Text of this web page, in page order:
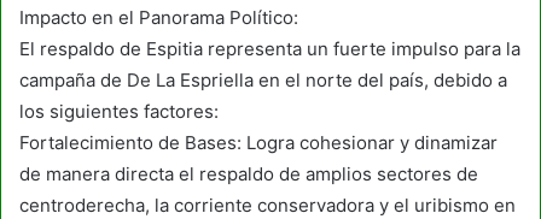
Impacto en el Panorama Político:
El respaldo de Espitia representa un fuerte impulso para la
campaña de De La Espriella en el norte del país, debido a
los siguientes factores:
Fortalecimiento de Bases: Logra cohesionar y dinamizar
de manera directa el respaldo de amplios sectores de
centroderecha, la corriente conservadora y el uribismo en